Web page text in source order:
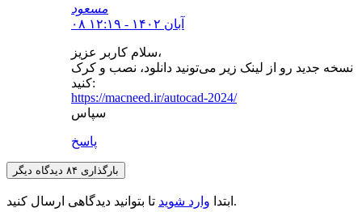
مسعود
۰۸ آبان ۱۴۰۲ - ۱۲:۱۹
سلام کاربر عزیز،
نسخه جدید رو از لینک زیر می‌تونید دانلود، نصب و کرک
کنید:
https://macneed.ir/autocad-2024/
سپاس
پاسخ
بارگذاری ۸۴ دیدگاه دیگر
ابتدا وارد شوید تا بتوانید دیدگاهی ارسال کنید.